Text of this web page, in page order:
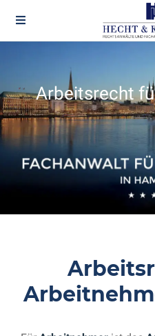
Arbeitsrecht